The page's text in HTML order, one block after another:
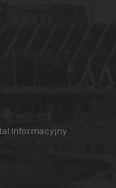
Informacyjny